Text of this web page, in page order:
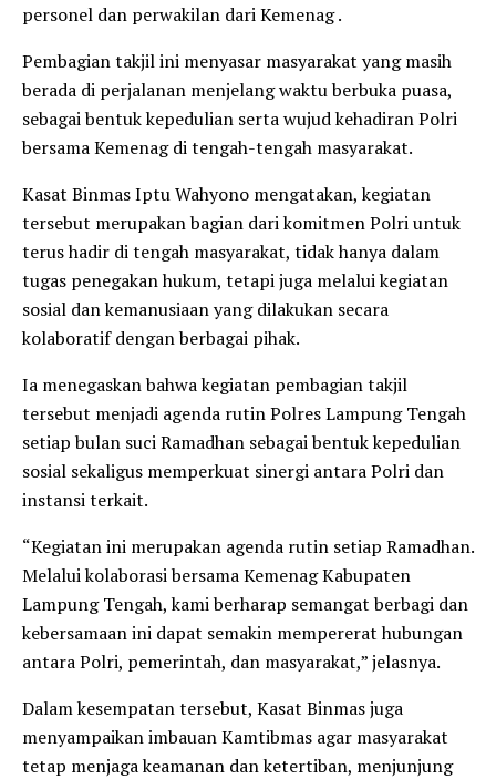
personel dan perwakilan dari Kemenag .
Pembagian takjil ini menyasar masyarakat yang masih
berada di perjalanan menjelang waktu berbuka puasa,
sebagai bentuk kepedulian serta wujud kehadiran Polri
bersama Kemenag di tengah-tengah masyarakat.
Kasat Binmas Iptu Wahyono mengatakan, kegiatan
tersebut merupakan bagian dari komitmen Polri untuk
terus hadir di tengah masyarakat, tidak hanya dalam
tugas penegakan hukum, tetapi juga melalui kegiatan
sosial dan kemanusiaan yang dilakukan secara
kolaboratif dengan berbagai pihak.
Ia menegaskan bahwa kegiatan pembagian takjil
tersebut menjadi agenda rutin Polres Lampung Tengah
setiap bulan suci Ramadhan sebagai bentuk kepedulian
sosial sekaligus memperkuat sinergi antara Polri dan
instansi terkait.
“Kegiatan ini merupakan agenda rutin setiap Ramadhan.
Melalui kolaborasi bersama Kemenag Kabupaten
Lampung Tengah, kami berharap semangat berbagi dan
kebersamaan ini dapat semakin mempererat hubungan
antara Polri, pemerintah, dan masyarakat,” jelasnya.
Dalam kesempatan tersebut, Kasat Binmas juga
menyampaikan imbauan Kamtibmas agar masyarakat
tetap menjaga keamanan dan ketertiban, menjunjung